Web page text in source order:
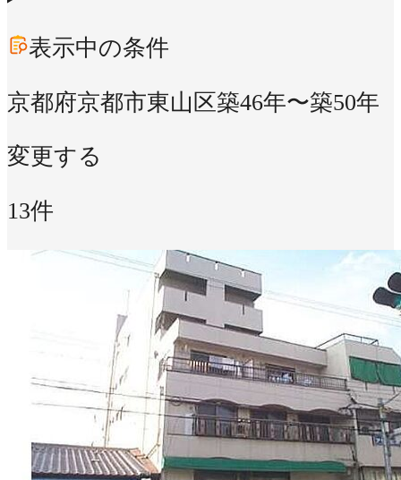
表示中の条件
京都府京都市東山区築46年〜築50年
変更する
13件